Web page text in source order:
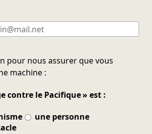
pour nous assurer que vous
machine :
contre le Pacifique » est :
une personne